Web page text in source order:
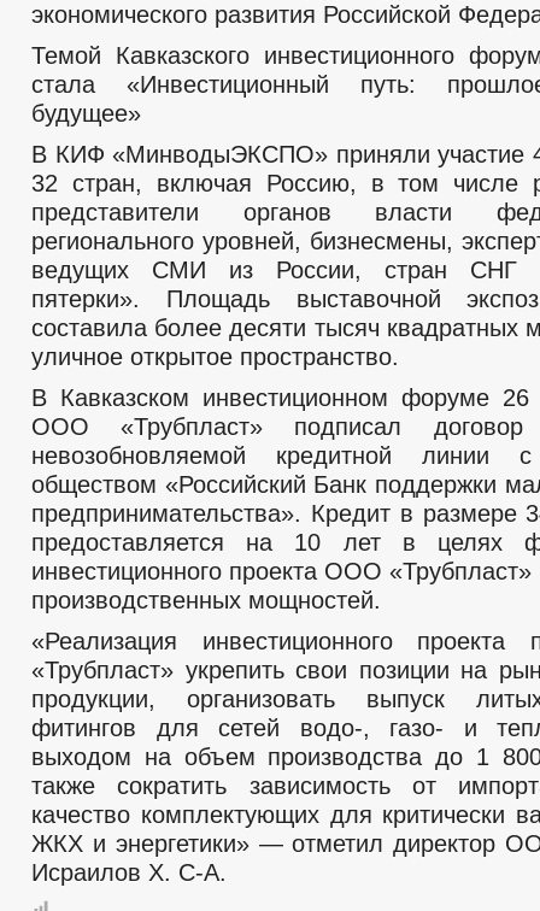
экономического развития Российской
Темой Кавказского инвестиционного
стала «Инвестиционный путь:
будущее»
В КИФ «МинводыЭКСПО» приняли участие
32 стран, включая Россию, в том числе
представители органов власти
регионального уровней, бизнесмены,
ведущих СМИ из России, стран СНГ и
пятерки». Площадь выставочной
составила более десяти тысяч квадратных
уличное открытое пространство.
В Кавказском инвестиционном форуме
ООО «Трубпласт» подписал
невозобновляемой кредитной линии
обществом «Российский Банк поддержки
предпринимательства». Кредит в размере
предоставляется на 10 лет в целях
инвестиционного проекта ООО
производственных мощностей.
«Реализация инвестиционного
«Трубпласт» укрепить свои позиции на
продукции, организовать выпуск
фитингов для сетей водо-, газо- и
выходом на объем производства до 1
также сократить зависимость от
качество комплектующих для критически
ЖКХ и энергетики» — отметил директор
Исраилов Х. С-А.